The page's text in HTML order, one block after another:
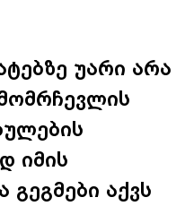
უარი არა
იმის
გეგმები აქვს